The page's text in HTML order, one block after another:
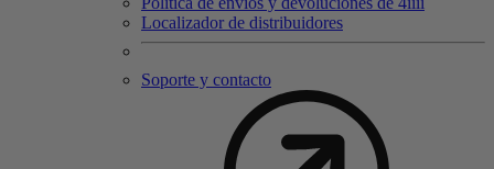
Localizador de distribuidores
Soporte y contacto